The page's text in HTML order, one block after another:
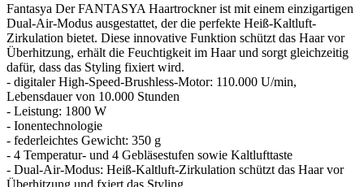
Fantasya Der FANTASYA Haartrockner ist mit einem einzigartigen
Dual-Air-Modus ausgestattet, der die perfekte Heiß-Kaltluft-
Zirkulation bietet. Diese innovative Funktion schützt das Haar vor
Überhitzung, erhält die Feuchtigkeit im Haar und sorgt gleichzeitig
dafür, dass das Styling fixiert wird.
- digitaler High-Speed-Brushless-Motor: 110.000 U/min,
Lebensdauer von 10.000 Stunden
- Leistung: 1800 W
- Ionentechnologie
- federleichtes Gewicht: 350 g
- 4 Temperatur- und 4 Gebläsestufen sowie Kaltlufttaste
- Dual-Air-Modus: Heiß-Kaltluft-Zirkulation schützt das Haar vor
Überhitzung und fxiert das Styling